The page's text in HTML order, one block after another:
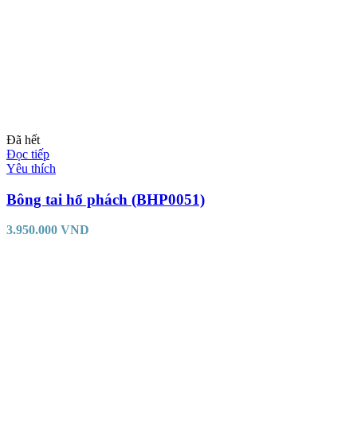
Đã hết
Đọc tiếp
Yêu thích
Bông tai hổ phách (BHP0051)
3.950.000 VND